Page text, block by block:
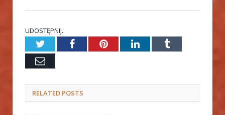
UDOSTĘPNIJ.
TwitterFacebookPinterestLinkedInTumblr
Email
RELATED POSTS